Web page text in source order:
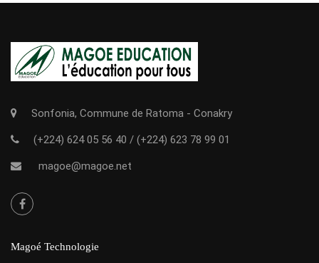
Sonfonia, Commune de Ratoma - Conakry
(+224) 624 05 56 40 / (+224) 623 78 99 01
magoe@magoe.net
Magoé Technologie